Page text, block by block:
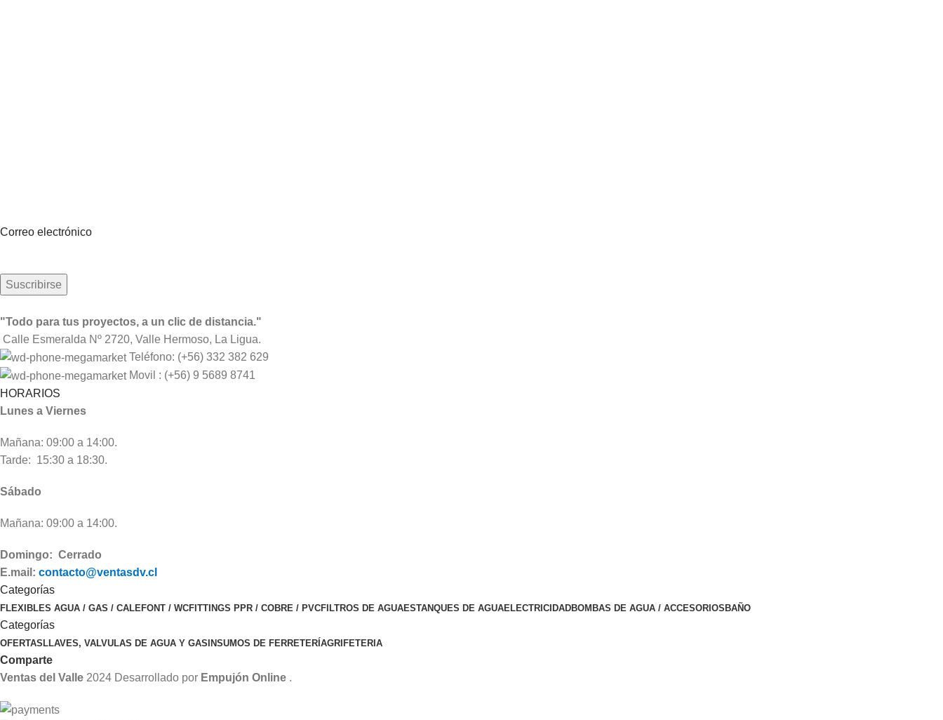
Correo electrónico
"Todo para tus proyectos, a un clic de distancia."
Calle Esmeralda Nº 2720, Valle Hermoso, La Ligua.
Teléfono: (+56) 332 382 629
Movil : (+56) 9 5689 8741
HORARIOS
Lunes a Viernes
Mañana: 09:00 a 14:00.
Tarde: 15:30 a 18:30.
Sábado
Mañana: 09:00 a 14:00.
Domingo: Cerrado
E.mail: contacto@ventasdv.cl
Categorías
FLEXIBLES AGUA / GAS / CALEFONT / WCFITTINGS PPR / COBRE / PVCFILTROS DE AGUAESTANQUES DE AGUAELECTRICIDADBOMBAS DE AGUA / ACCESORIOS BAÑO
Categorías
OFERTAS LLAVES, VALVULAS DE AGUA Y GAS INSUMOS DE FERRETERÍAGRIFETERIA
Comparte
Ventas del Valle 2024 Desarrollado por Empujón Online .